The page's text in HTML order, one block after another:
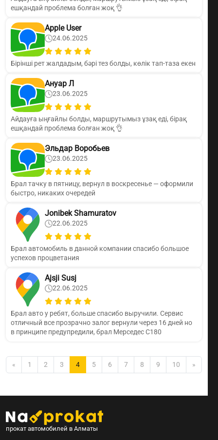
ешқандай проблема болған жоқ 👌
Apple User
24.06.2025
Бірінші рет жалдадым, бәрі тез болды, көлік тап-таза екен
Ануар Л
23.06.2025
Айдауға ыңғайлы болды, маршрутымыз ұзақ еді, бірақ
ешқандай проблема болған жоқ 👌
Эльдар Воробьев
23.06.2025
Брал тачку в пятницу, вернул в воскресенье — оформили
быстро, никаких очередей
Jonibek Shamuratov
22.06.2025
Брал автомобиль в данной компании спасибо большое
успехов процветания
Ajsji Susj
22.06.2025
Брал авто у ребят, больше спасибо выручили. Сервис
отличный все прозрачно залог вернули через 16 дней но
в принципе предупредили, брал Мерседес С180
« 1 2 3 4 5 6 7 8 9 10 »
прокат автомобилей в Алматы